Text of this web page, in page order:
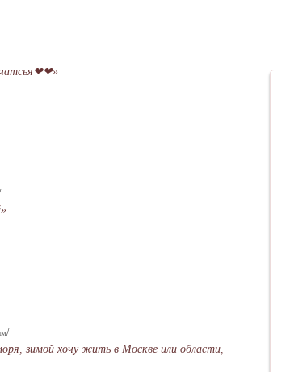
/
зимой хочу жить в Москве или области,